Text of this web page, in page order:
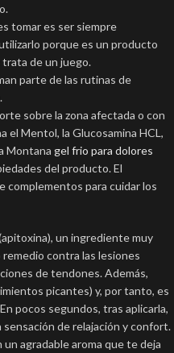
tomar es ser siempre
porque es un producto
trata de un juego.
parte de las rutinas de
sobre la zona afectada o con
el Mentol, la Glucosamina HCL,
Montana gel frio para dolores
del producto. El
para cuidar los
un ingrediente muy
contra las lesiones
de tendones. Además,
picantes) y, por tanto, es
pocos segundos, tras aplicarla,
de relajación y confort.
agradable aroma que te deja